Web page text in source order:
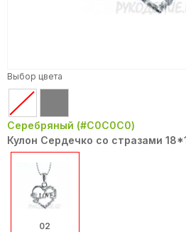
Выбор цвета
Серебряный (#C0C0C0)
Кулон Сердечко со стразами
02